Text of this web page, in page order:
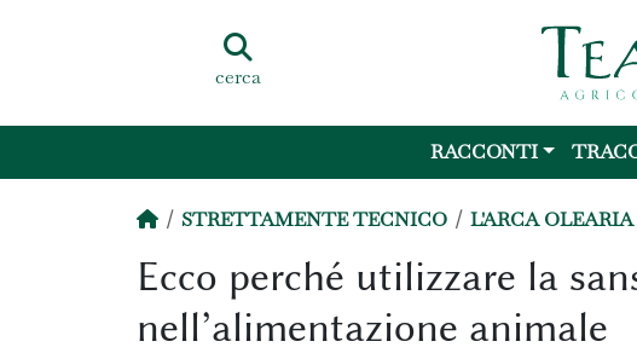
cerca
RACCONTI
STRETTAMENTE TECNICO L'ARCA OLEARIA
Ecco perché utilizzare la
nell’alimentazione animale